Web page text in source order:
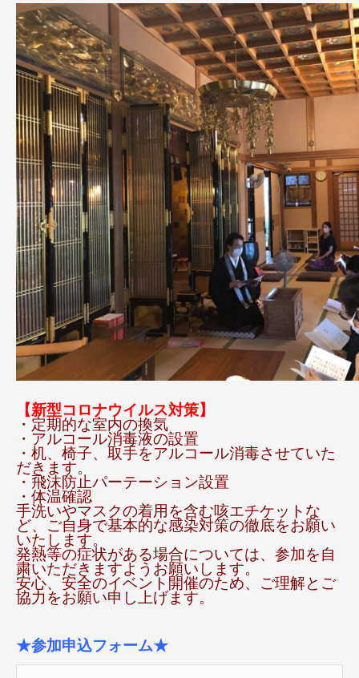
【新型コロナウイルス対策】
・定期的な室内の換気
・アルコール消毒液の設置
・机、椅子、取手をアルコール消毒させていた
だきます。
・飛沫防止パーテーション設置
・体温確認
手洗いやマスクの着用を含む咳エチケットな
ど、ご自身で基本的な感染対策の徹底をお願い
いたします。
発熱等の症状がある場合については、参加を自
粛いただきますようお願いします。
安心、安全のイベント開催のため、ご理解とご
協力をお願い申し上げます。
★参加申込フォーム★